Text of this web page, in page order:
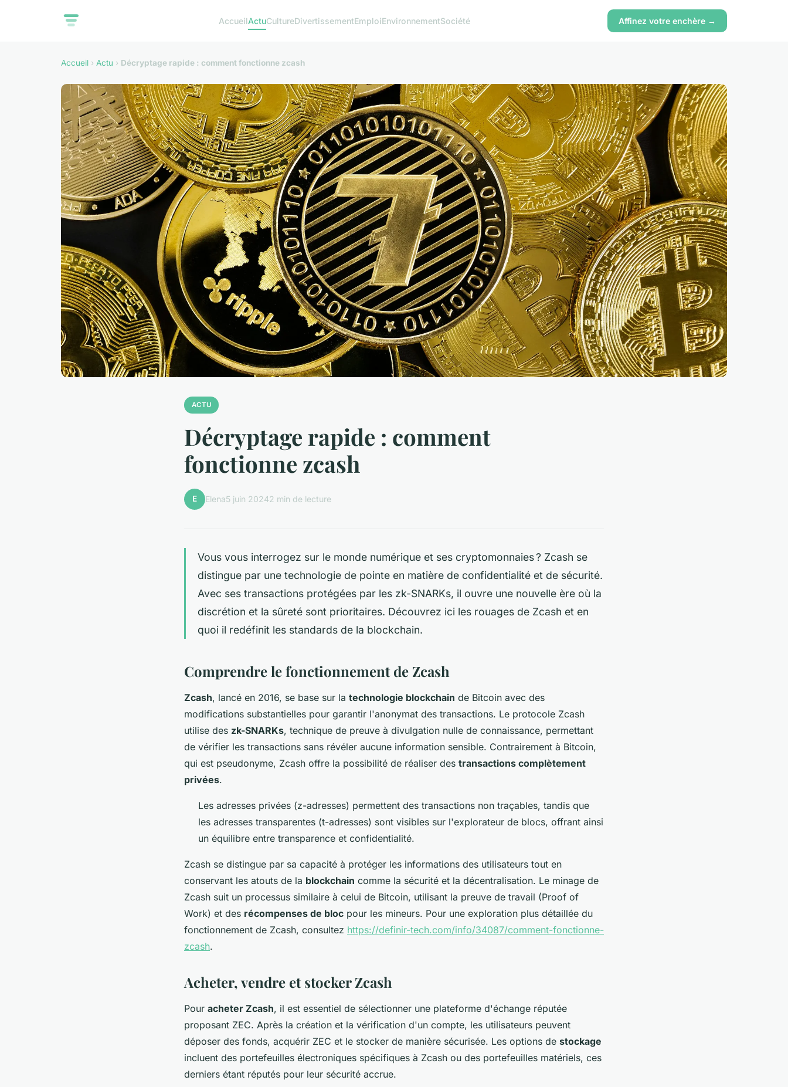
AccueilActuCultureDivertissementEmploiEnvironnementSociété Affinez votre enchère →
Accueil › Actu › Décryptage rapide : comment fonctionne zcash
ACTU
Décryptage rapide : comment
fonctionne zcash
E Elena5 juin 20242 min de lecture
Vous vous interrogez sur le monde numérique et ses cryptomonnaies ? Zcash se
distingue par une technologie de pointe en matière de confidentialité et de sécurité.
Avec ses transactions protégées par les zk-SNARKs, il ouvre une nouvelle ère où la
discrétion et la sûreté sont prioritaires. Découvrez ici les rouages de Zcash et en
quoi il redéfinit les standards de la blockchain.
Comprendre le fonctionnement de Zcash
Zcash, lancé en 2016, se base sur la technologie blockchain de Bitcoin avec des
modifications substantielles pour garantir l'anonymat des transactions. Le protocole Zcash
utilise des zk-SNARKs, technique de preuve à divulgation nulle de connaissance, permettant
de vérifier les transactions sans révéler aucune information sensible. Contrairement à Bitcoin,
qui est pseudonyme, Zcash offre la possibilité de réaliser des transactions complètement
privées.
Les adresses privées (z-adresses) permettent des transactions non traçables, tandis que
les adresses transparentes (t-adresses) sont visibles sur l'explorateur de blocs, offrant ainsi
un équilibre entre transparence et confidentialité.
Zcash se distingue par sa capacité à protéger les informations des utilisateurs tout en
conservant les atouts de la blockchain comme la sécurité et la décentralisation. Le minage de
Zcash suit un processus similaire à celui de Bitcoin, utilisant la preuve de travail (Proof of
Work) et des récompenses de bloc pour les mineurs. Pour une exploration plus détaillée du
fonctionnement de Zcash, consultez https://definir-tech.com/info/34087/comment-fonctionne-
zcash.
Acheter, vendre et stocker Zcash
Pour acheter Zcash, il est essentiel de sélectionner une plateforme d'échange réputée
proposant ZEC. Après la création et la vérification d'un compte, les utilisateurs peuvent
déposer des fonds, acquérir ZEC et le stocker de manière sécurisée. Les options de stockage
incluent des portefeuilles électroniques spécifiques à Zcash ou des portefeuilles matériels, ces
derniers étant réputés pour leur sécurité accrue.